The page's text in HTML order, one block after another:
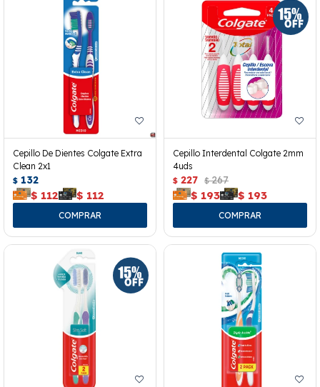
Cepillo De Dientes Colgate Extra
Clean 2x1
$ 132
$ 112 $ 112
Cepillo Interdental Colgate 2mm
4uds
$ 227 $ 267
$ 193 $ 193